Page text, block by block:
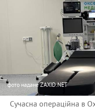
фото надане ZAXID.NET
Сучасна операційна в